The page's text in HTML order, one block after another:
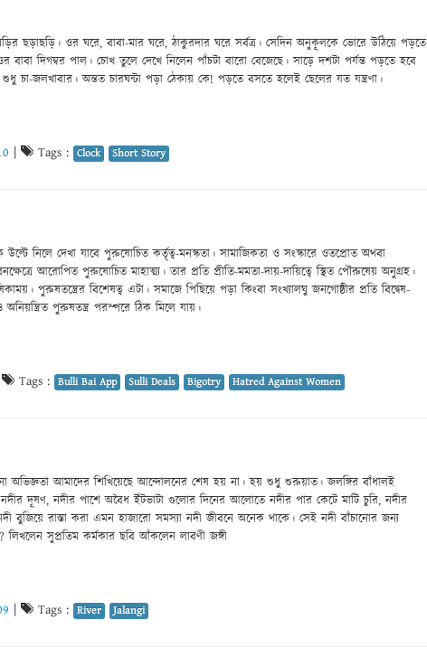
ছড়াছড়ি। ওর ঘরে, বাবা-মার ঘরে, ঠাকুরদার ঘরে সর্বত্র। সেদিন অনুকূলকে ভোরে উঠিয়ে পড়তে
বাবা দিগম্বর পাল। চোখ তুলে দেখে নিলেন পাঁচটা বারো বেজেছে। সাড়ে দশটা পর্যন্ত পড়তে হবে
শুধু চা-জলখাবার। অন্তত চারঘন্টা পড়া ঠেকায় কে! পড়তে বসতে হলেই ছেলের যত যন্ত্রণা।
Tags : Clock Short Story
উল্টে নিলে দেখা যাবে পুরুষোচিত কর্তৃত্ব-মনস্কতা। সামাজিকতা ও সংস্কারে ওতপ্রোত অথবা
আরোপিত পুরুষোচিত মাহাত্ম্য। তার প্রতি প্রীতি-মমতা-দায়-দায়িত্বে স্থিত পৌরুষেয় অনুগ্রহ।
পুরুষতন্ত্রের বিশেষত্ব এটা। সমাজে পিছিয়ে পড়া কিংবা সংখ্যালঘু জনগোষ্ঠীর প্রতি বিদ্বেষ-
অনিয়ন্ত্রিত পুরুষতন্ত্র পরস্পরে ঠিক মিলে যায়।
Tags : Bulli Bai App Sulli Deals Bigotry Hatred Against Women
অভিজ্ঞতা আমাদের শিখিয়েছে আন্দোলনের শেষ হয় না। হয় শুধু শুরুয়াত। জলঙ্গির বাঁধালই
দূষণ, নদীর পাশে অবৈধ ইঁটভাটা গুলোর দিনের আলোতে নদীর পার কেটে মাটি চুরি, নদীর
বুজিয়ে রাস্তা করা এমন হাজারো সমস্যা নদী জীবনে অনেক থাকে। সেই নদী বাঁচানোর জন্য
সুপ্রতিম কর্মকার ছবি আঁকলেন লাবণী জঙ্গী
Tags : River Jalangi